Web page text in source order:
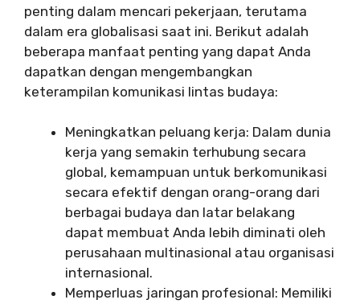
penting dalam mencari pekerjaan, terutama
dalam era globalisasi saat ini. Berikut adalah
beberapa manfaat penting yang dapat Anda
dapatkan dengan mengembangkan
keterampilan komunikasi lintas budaya:
Meningkatkan peluang kerja: Dalam dunia
kerja yang semakin terhubung secara
global, kemampuan untuk berkomunikasi
secara efektif dengan orang-orang dari
berbagai budaya dan latar belakang
dapat membuat Anda lebih diminati oleh
perusahaan multinasional atau organisasi
internasional.
Memperluas jaringan profesional: Memiliki